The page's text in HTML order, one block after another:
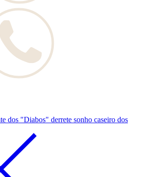
dos "Diabos" derrete sonho caseiro dos